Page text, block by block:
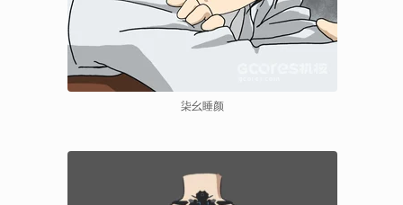
柒幺睡颜